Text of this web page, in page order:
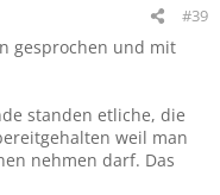
#39
gesprochen und mit
standen etliche, die
weil man
nehmen darf. Das